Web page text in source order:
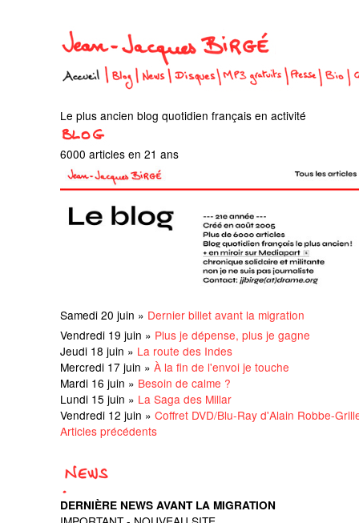
Le plus ancien blog quotidien français en activité
6000 articles en 21 ans
Samedi 20 juin » Dernier billet avant la migration
Vendredi 19 juin » Plus je dépense, plus je gagne
Jeudi 18 juin » La route des Indes
Mercredi 17 juin » À la fin de l'envoi je touche
Mardi 16 juin » Besoin de calme ?
Lundi 15 juin » La Saga des Millar
Vendredi 12 juin » Coffret DVD/Blu-Ray d'Alain Robbe-
Articles précédents
DERNIÈRE NEWS AVANT LA MIGRATION